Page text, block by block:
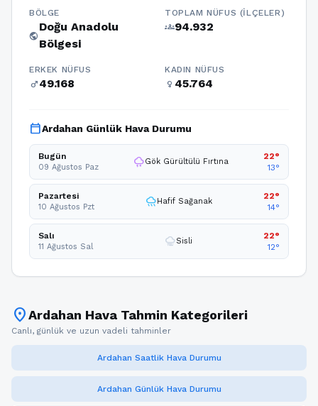
BÖLGE
public
Doğu Anadolu
Bölgesi
TOPLAM NÜFUS (İLÇELER)
groups94.932
ERKEK NÜFUS
male49.168
KADIN NÜFUS
female 45.764
calendar_todayArdahan Günlük Hava Durumu
Bugün
09 Ağustos Paz thunderstormGök Gürültülü Fırtına
22°
13°
Pazartesi
10 Ağustos Pzt rainyHafif Sağanak
22°
14°
Salı
11 Ağustos Sal foggy Sisli
22°
12°
location_onArdahan Hava Tahmin Kategorileri
Canlı, günlük ve uzun vadeli tahminler
Ardahan Saatlik Hava Durumu
Ardahan Günlük Hava Durumu